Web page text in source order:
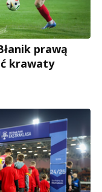
prawą
krawaty